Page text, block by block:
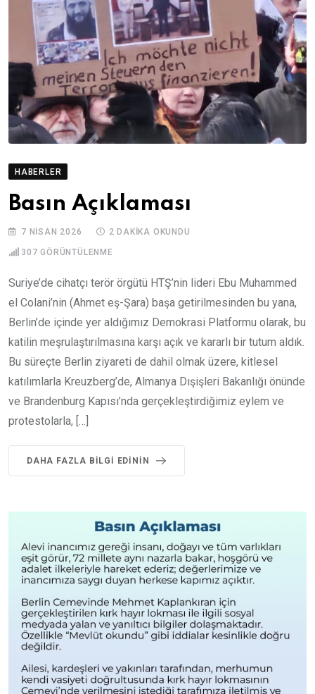
HABERLER
Basın Açıklaması
7 NISAN 2026 2 DAKIKA OKUNDU
307 GÖRÜNTÜLENME
Suriye’de cihatçı terör örgütü HTŞ’nin lideri Ebu Muhammed
el Colani’nin (Ahmet eş-Şara) başa getirilmesinden bu yana,
Berlin’de içinde yer aldığımız Demokrasi Platformu olarak, bu
katilin meşrulaştırılmasına karşı açık ve kararlı bir tutum aldık.
Bu süreçte Berlin ziyareti de dahil olmak üzere, kitlesel
katılımlarla Kreuzberg’de, Almanya Dışişleri Bakanlığı önünde
ve Brandenburg Kapısı’nda gerçekleştirdiğimiz eylem ve
protestolarla, […]
DAHA FAZLA BILGI EDININ